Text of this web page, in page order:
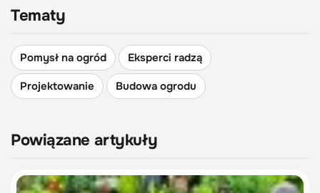
Tematy
Pomysł na ogród
Eksperci radzą
Projektowanie
Budowa ogrodu
Powiązane artykuły